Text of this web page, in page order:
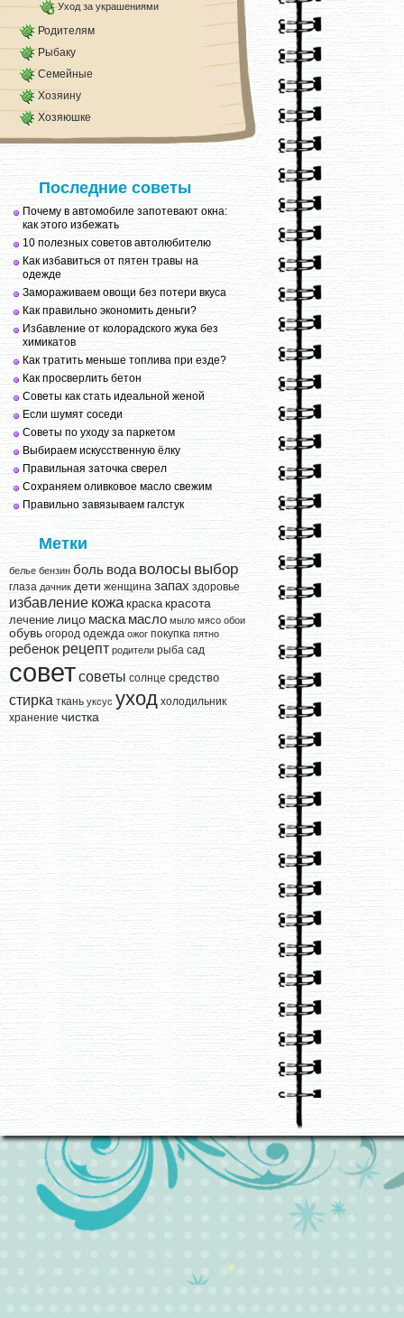
Уход за украшениями
Родителям
Рыбаку
Семейные
Хозяину
Хозяюшке
Последние советы
Почему в автомобиле запотевают окна:
как этого избежать
10 полезных советов автолюбителю
Как избавиться от пятен травы на
одежде
Замораживаем овощи без потери вкуса
Как правильно экономить деньги?
Избавление от колорадского жука без
химикатов
Как тратить меньше топлива при езде?
Как просверлить бетон
Советы как стать идеальной женой
Если шумят соседи
Советы по уходу за паркетом
Выбираем искусственную ёлку
Правильная заточка сверел
Сохраняем оливковое масло свежим
Правильно завязываем галстук
Метки
белье бензин боль вода волосы выбор
глаза дачник дети женщина запах здоровье
избавление кожа краска красота
лечение лицо маска масло мыло мясо обои
обувь огород одежда ожог покупка пятно
ребенок рецепт родители рыба сад
советсоветы солнце средство
стирка ткань уксус уход холодильник
хранение чистка